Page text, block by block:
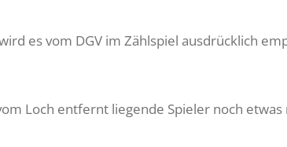
es vom DGV im Zählspiel ausdrücklich
Loch entfernt liegende Spieler noch